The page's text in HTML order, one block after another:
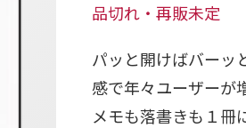
品切れ・再販未定
パッと開けばバーッ
感で年々ユーザーが
メモも落書きも１冊